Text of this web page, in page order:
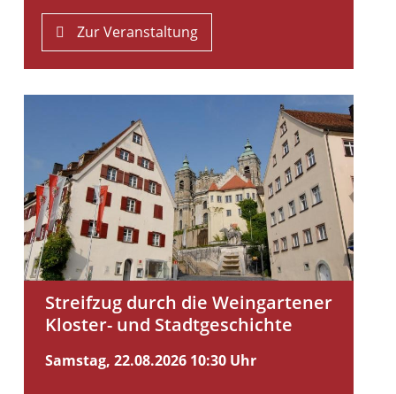
Zur Veranstaltung
Streifzug durch die Weingartener
Kloster- und Stadtgeschichte
Samstag, 22.08.2026 10:30 Uhr